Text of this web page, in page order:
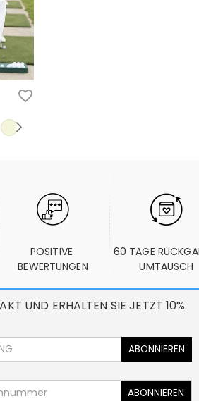
POSITIVE
BEWERTUNGEN
60 TAGE
UMTAUSCH
UND ERHALTEN SIE JETZT 10%
ABONNIEREN
ABONNIEREN